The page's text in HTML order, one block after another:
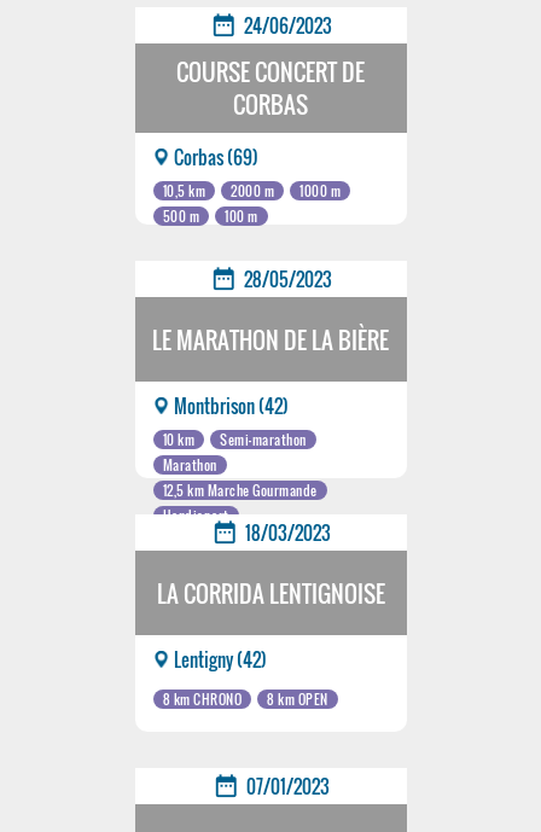
date_range 24/06/2023
COURSE CONCERT DE
CORBAS
Corbas (69)
10,5 km 2000 m
1000 m
500 m
100 m
date_range 28/05/2023
LE MARATHON DE LA BIÈRE
Montbrison (42)
10 km
Semi-marathon
Marathon
12,5 km Marche Gourmande
Handisport
date_range 18/03/2023
LA CORRIDA LENTIGNOISE
Lentigny (42)
8 km CHRONO 8 km OPEN
date_range 07/01/2023